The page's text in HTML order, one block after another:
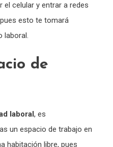
el celular y entrar a redes
esto te tomará
laboral.
de
laboral , es
un espacio de trabajo en
habitación libre, pues